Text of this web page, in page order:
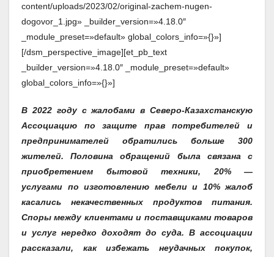
content/uploads/2023/02/original-zachem-nugen-
dogovor_1.jpg» _builder_version=»4.18.0″
_module_preset=»default» global_colors_info=»{}»]
[/dsm_perspective_image][et_pb_text
_builder_version=»4.18.0″ _module_preset=»default»
global_colors_info=»{}»]
В 2022 году с жалобами в Северо-Казахстанскую
Ассоциацию по защите прав потребителей и
предпринимателей обратились больше 300
жителей. Половина обращений была связана с
приобретением бытовой техники, 20% —
услугами по изготовлению мебели и 10% жалоб
касались некачественных продуктов питания.
Споры между клиентами и поставщиками товаров
и услуг нередко доходят до суда. В ассоциации
рассказали, как избежать неудачных покупок,